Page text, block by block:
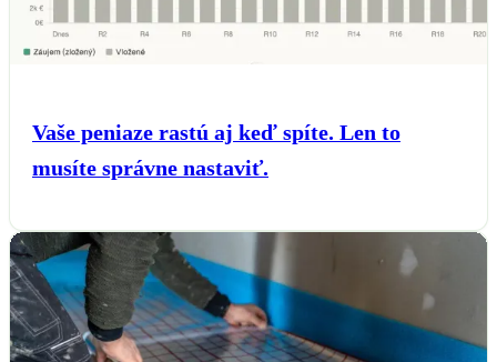
Vaše peniaze rastú aj keď spíte. Len to
musíte správne nastaviť.